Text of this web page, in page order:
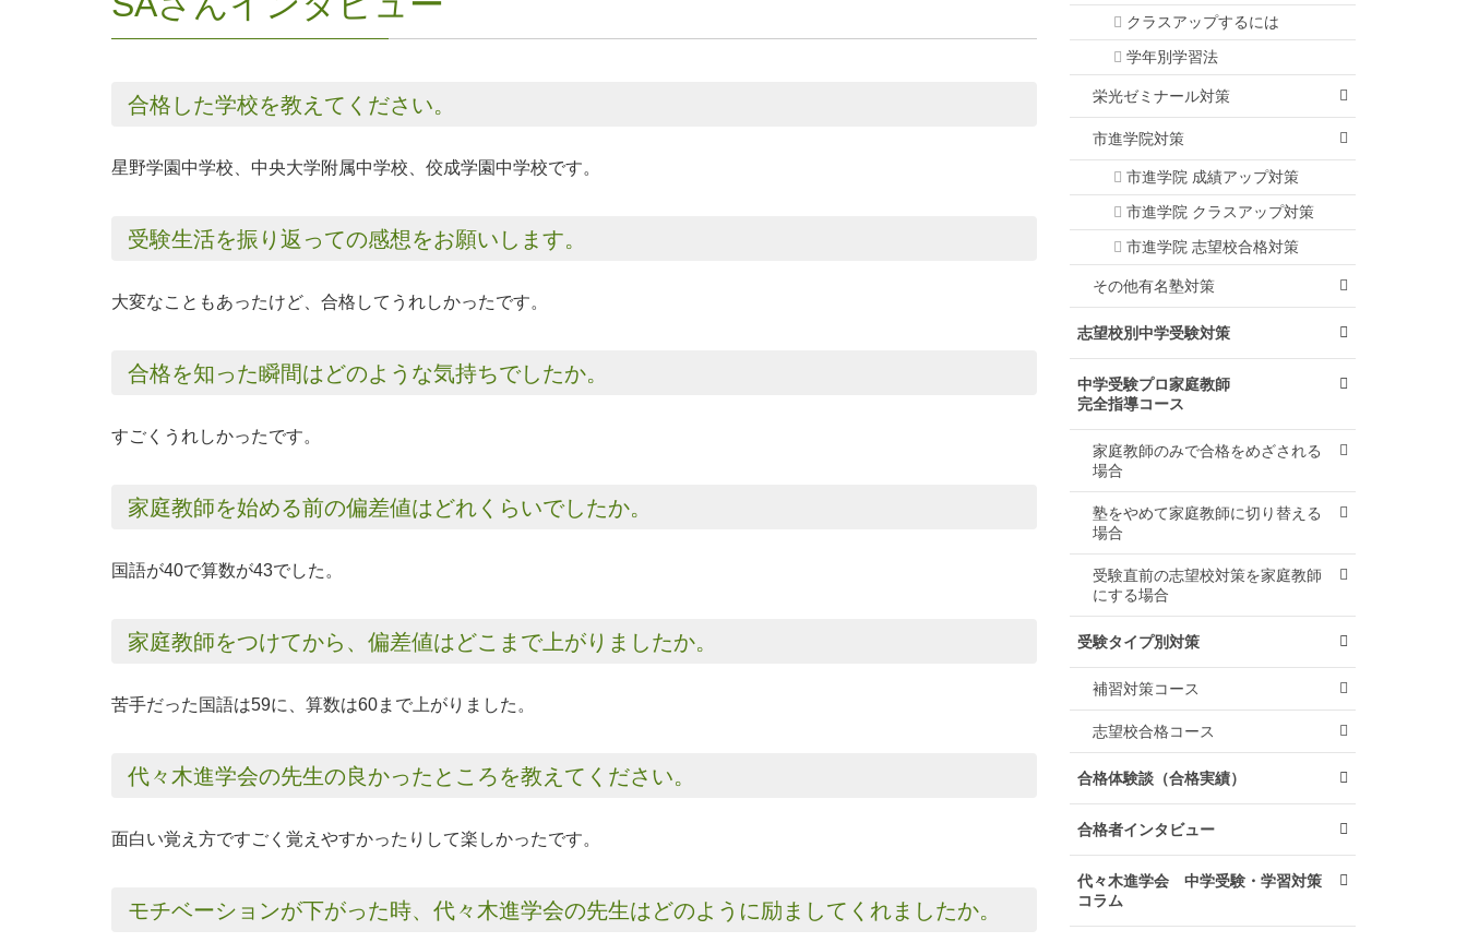
合格した学校を教えてください。
星野学園中学校、中央大学附属中学校、佼成学園中学校です。
受験生活を振り返っての感想をお願いします。
大変なこともあったけど、合格してうれしかったです。
合格を知った瞬間はどのような気持ちでしたか。
すごくうれしかったです。
家庭教師を始める前の偏差値はどれくらいでしたか。
国語が40で算数が43でした。
家庭教師をつけてから、偏差値はどこまで上がりましたか。
苦手だった国語は59に、算数は60まで上がりました。
代々木進学会の先生の良かったところを教えてください。
面白い覚え方ですごく覚えやすかったりして楽しかったです。
モチベーションが下がった時、代々木進学会の先生はどのように励ましてくれましたか。
クラスアップするには
学年別学習法
栄光ゼミナール対策
市進学院対策
市進学院 成績アップ対策
市進学院 クラスアップ対策
市進学院 志望校合格対策
その他有名塾対策
志望校別中学受験対策
中学受験プロ家庭教師
完全指導コース
家庭教師のみで合格をめざされる
場合
塾をやめて家庭教師に切り替える
場合
受験直前の志望校対策を家庭教師
にする場合
受験タイプ別対策
補習対策コース
志望校合格コース
合格体験談（合格実績）
合格者インタビュー
代々木進学会 中学受験・学習対策
コラム